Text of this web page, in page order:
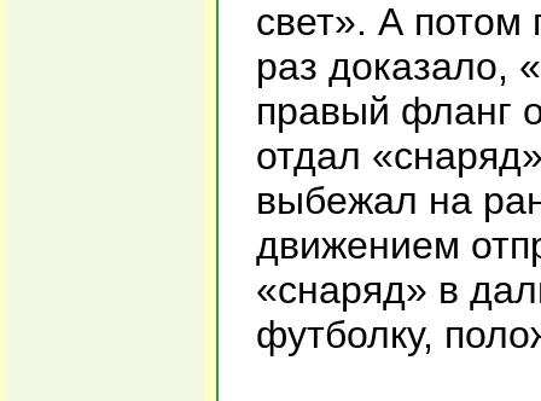
свет». А потом
раз доказало,
правый фланг
отдал
выбежал на
движением
«снаряд» в
футболку,